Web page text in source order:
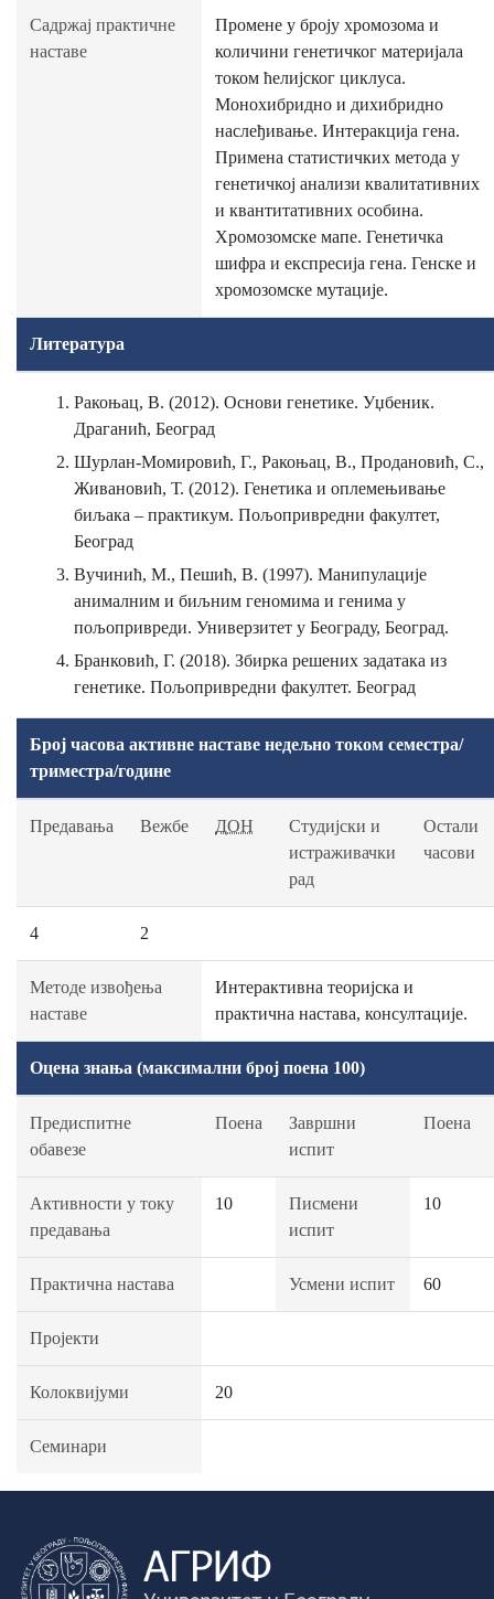
Садржај практичне
наставе
Промене у броју хромозома и
количини генетичког материјала
током ћелијског циклуса.
Монохибридно и дихибридно
наслеђивање. Интеракција гена.
Примена статистичких метода у
генетичкој анализи квалитативних
и квантитативних особина.
Хромозомске мапе. Генетичка
шифра и експресија гена. Генске и
хромозомске мутације.
Литература
Ракоњац, В. (2012). Основи генетике. Уџбеник.
Драганић, Београд
Шурлан-Момировић, Г., Ракоњац, В., Продановић, С.,
Живановић, Т. (2012). Генетика и оплемењивање
биљака – практикум. Пољопривредни факултет,
Београд
Вучинић, М., Пешић, В. (1997). Манипулације
анималним и биљним геномима и генима у
пољопривреди. Универзитет у Београду, Београд.
Бранковић, Г. (2018). Збирка решених задатака из
генетике. Пољопривредни факултет. Београд
Број часова активне наставе недељно током семестра/
триместра/године
Предавања Вежбе ДОН
Студијски и
истраживачки
рад
Остали
часови
4 2
Методе извођења
наставе
Интерактивна теоријска и
практична настава, консултације.
Оцена знања (максимални број поена 100)
Предиспитне
обавезе
Поена
Завршни
испит
Поена
Активности у току
предавања
10
Писмени
испит
10
Практична настава Усмени испит 60
Пројекти
Колоквијуми 20
Семинари